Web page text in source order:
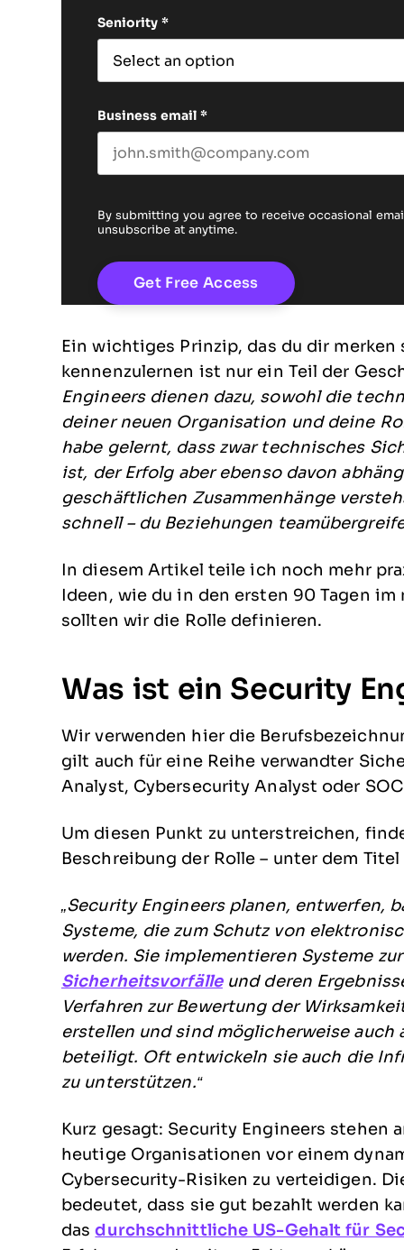
Seniority *
Business email *
By submitting you agree to receive occasional
unsubscribe at anytime.
Ein wichtiges Prinzip, das du dir
kennenzulernen ist nur ein Teil der
Engineers dienen dazu, sowohl die
deiner neuen Organisation und deine
habe gelernt, dass zwar technisches
ist, der Erfolg aber ebenso davon
geschäftlichen Zusammenhänge
schnell – du Beziehungen
In diesem Artikel teile ich noch mehr
Ideen, wie du in den ersten 90 Tagen
sollten wir die Rolle definieren.
Was ist ein Security
Wir verwenden hier die
gilt auch für eine Reihe verwandter
Analyst, Cybersecurity Analyst oder
Um diesen Punkt zu unterstreichen,
Beschreibung der Rolle – unter dem
„Security Engineers planen, entwerfen,
Systeme, die zum Schutz von
werden. Sie implementieren Systeme
Sicherheitsvorfälleund deren
Verfahren zur Bewertung der
erstellen und sind möglicherweise auch
beteiligt. Oft entwickeln sie auch die
zu unterstützen.“
Kurz gesagt: Security Engineers stehen
heutige Organisationen vor einem
Cybersecurity-Risiken zu verteidigen.
bedeutet, dass sie gut bezahlt werden
dasdurchschnittliche US-Gehalt für